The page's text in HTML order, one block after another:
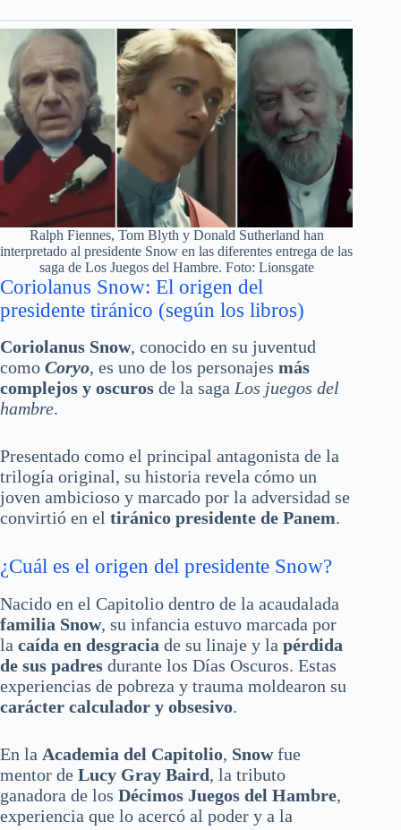
Ralph Fiennes, Tom Blyth y Donald Sutherland han
interpretado al presidente Snow en las diferentes entrega de las
saga de Los Juegos del Hambre. Foto: Lionsgate
Coriolanus Snow: El origen del
presidente tiránico (según los libros)
Coriolanus Snow, conocido en su juventud
como Coryo, es uno de los personajes más
complejos y oscuros de la saga Los juegos del
hambre.
Presentado como el principal antagonista de la
trilogía original, su historia revela cómo un
joven ambicioso y marcado por la adversidad se
convirtió en el tiránico presidente de Panem.
¿Cuál es el origen del presidente Snow?
Nacido en el Capitolio dentro de la acaudalada
familia Snow, su infancia estuvo marcada por
la caída en desgracia de su linaje y la pérdida
de sus padres durante los Días Oscuros. Estas
experiencias de pobreza y trauma moldearon su
carácter calculador y obsesivo.
En la Academia del Capitolio, Snowfue
mentor de Lucy Gray Baird, la tributo
ganadora de los Décimos Juegos del Hambre,
experiencia que lo acercó al poder y a la